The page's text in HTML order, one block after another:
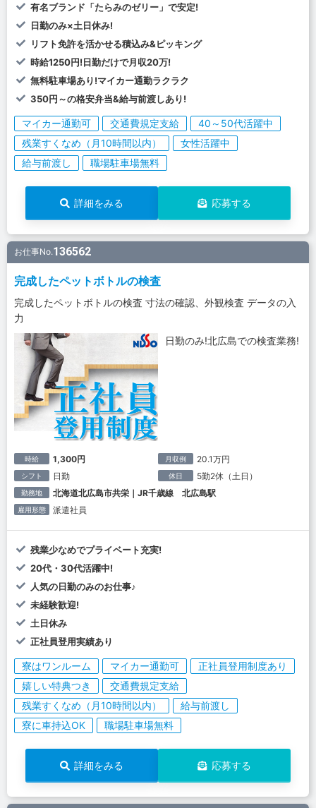
有名ブランド「たらみのゼリー」で安定!
日勤のみ×土日休み!
リフト免許を活かせる積込み&ピッキング
時給1250円!日勤だけで月収20万!
無料駐車場あり!マイカー通勤ラクラク
350円～の格安弁当&給与前渡しあり!
マイカー通勤可 交通費規定支給
40～50代活躍中
残業すくなめ（月10時間以内）
女性活躍中
給与前渡し
職場駐車場無料
詳細をみる 応募する
お仕事No.136562
完成したペットボトルの検査
完成したペットボトルの検査 寸法の確認、外観検査 データの入
力
日勤のみ!北広島での検査業務!
時給 1,300円 月収例 20.1万円
シフト 日勤 休日 5勤2休（土日）
勤務地 北海道北広島市共栄｜JR千歳線 北広島駅
雇用形態 派遣社員
残業少なめでプライベート充実!
20代・30代活躍中!
人気の日勤のみのお仕事♪
未経験歓迎!
土日休み
正社員登用実績あり
寮はワンルーム マイカー通勤可
正社員登用制度あり
嬉しい特典つき
交通費規定支給
残業すくなめ（月10時間以内）
給与前渡し
寮に車持込OK
職場駐車場無料
詳細をみる 応募する